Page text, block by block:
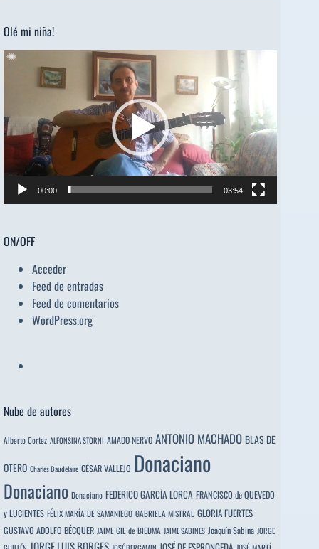
Olé mi niña!
Reproductor
00:00 03:54
ON/OFF
Acceder
Feed de entradas
Feed de comentarios
WordPress.org
Nube de autores
Alberto Cortez ALFONSINA STORNI AMADO NERVO ANTONIO MACHADO BLAS DE
OTERO Charles Baudelaire CÉSAR VALLEJO Donaciano
Donaciano Donaciano FEDERICO GARCÍA LORCA FRANCISCO de QUEVEDO
y LUCIENTES FÉLIX MARÍA DE SAMANIEGO GABRIELA MISTRAL GLORIA FUERTES
GUSTAVO ADOLFO BÉCQUER JAIME GIL de BIEDMA JAIME SABINES Joaquín Sabina JORGE